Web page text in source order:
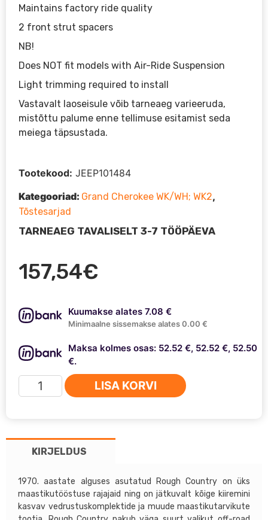
157,54€
Maintains factory ride quality
2 front strut spacers
NB!
Does NOT fit models with Air-Ride Suspension
Light trimming required to install
Vastavalt laoseisule võib tarneaeg varieeruda,
mistõttu palume enne tellimuse esitamist seda
meiega täpsustada.
Kuumakse alates 7.08 €
Minimaalne sissemakse alates 0.00 €
Maksa kolmes osas: 52.52 €, 52.52 €, 52.50
€.
Jeep
Grand
11-
Country
2''
tõstesari
LISA KORVI
Tootekood: JEEP101484
Kategooriad: Grand Cherokee WK/WH; WK2,
Tõstesarjad
TARNEAEG TAVALISELT 3-7 TÖÖPÄEVA
KIRJELDUS
1970. aastate alguses asutatud Rough Country on üks
maastikutööstuse rajajaid ning on jätkuvalt kõige kiiremini
kasvav vedrustuskomplektide ja muude maastikutarvikute